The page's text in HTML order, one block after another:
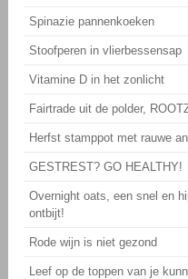
Spinazie pannenkoeken
Stoofperen in vlierbessensap
Vitamine D in het zonlicht
Fairtrade uit de polder,
Herfst stamppot met rauwe
GESTREST? GO HEALTHY!
Overnight oats, een snel en
ontbijt!
Rode wijn is niet gezond
Leef op de toppen van je